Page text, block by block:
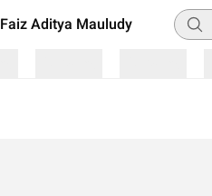
Faiz Aditya Mauludy